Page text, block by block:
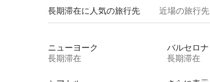
長期滞在に人気の旅行先 近場の旅行先
ニューヨーク
長期滞在
バルセロナ
長期滞在